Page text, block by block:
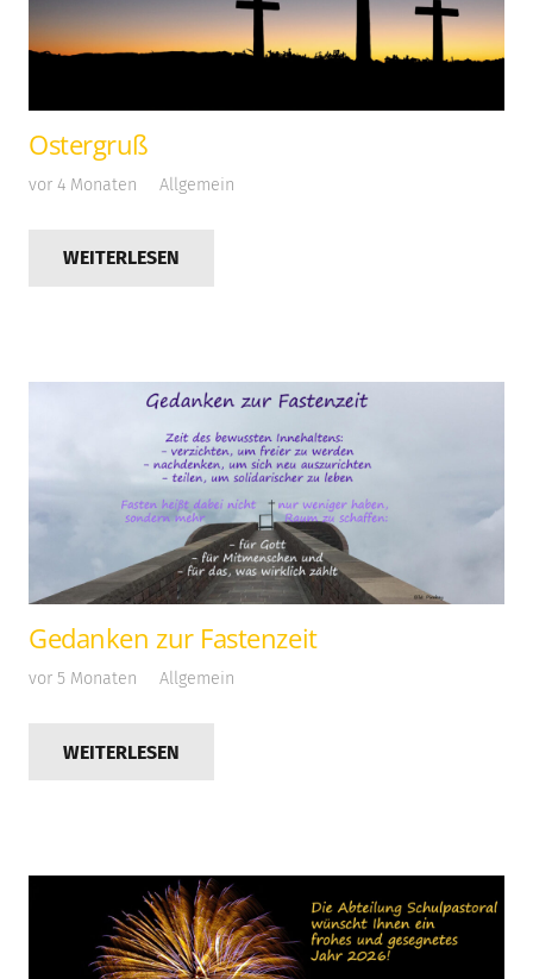
Ostergruß
vor 4 Monaten Allgemein
WEITERLESEN
Gedanken zur Fastenzeit
vor 5 Monaten Allgemein
WEITERLESEN